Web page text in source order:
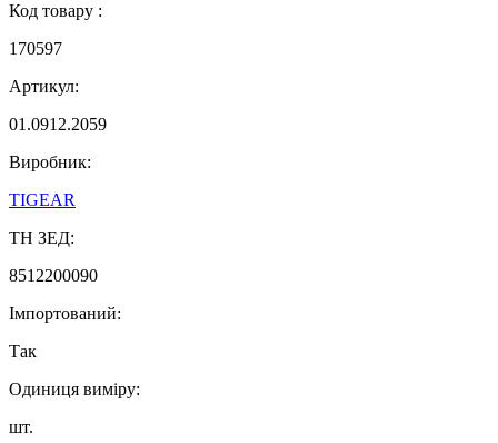
Код товару :
170597
Артикул:
01.0912.2059
Виробник:
TIGEAR
ТН ЗЕД:
8512200090
Імпортований:
Так
Одиниця виміру:
шт.